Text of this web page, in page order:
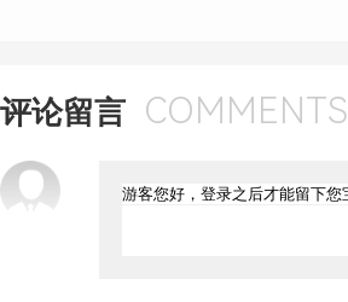
评论留言 COMMENTS